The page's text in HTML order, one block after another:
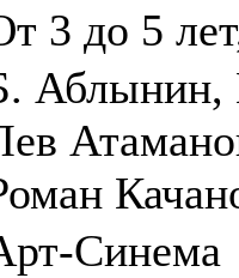
3 до 5
Аблынин,
Синема